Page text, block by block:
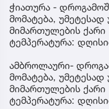
ჭიათურა -
მომატება,
მიმართულების ქარი
ტემპერატურა:
ამბროლაური-
მომატება,
მიმართულების ქარი
ტემპერატურა: